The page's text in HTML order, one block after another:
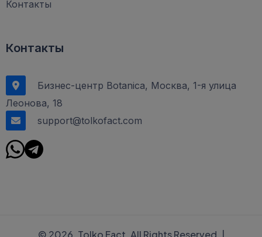
Контакты
Контакты
Бизнес-центр Botanica, Москва, 1-я улица
Леонова, 18
support@tolkofact.com
© 2026, Tolko Fact. All Rights Reserved. |